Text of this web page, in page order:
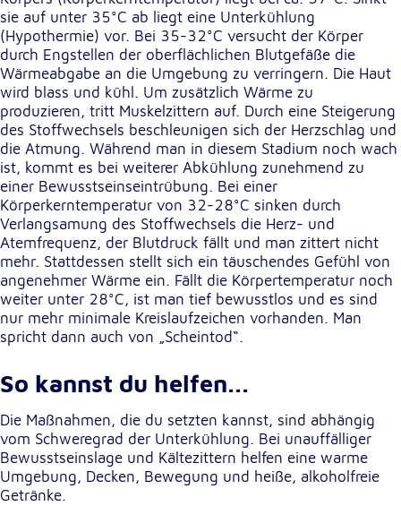
sie auf unter 35°C ab liegt eine Unterkühlung
(Hypothermie) vor. Bei 35-32°C versucht der Körper
durch Engstellen der oberflächlichen Blutgefäße die
Wärmeabgabe an die Umgebung zu verringern. Die Haut
wird blass und kühl. Um zusätzlich Wärme zu
produzieren, tritt Muskelzittern auf. Durch eine Steigerung
des Stoffwechsels beschleunigen sich der Herzschlag und
die Atmung. Während man in diesem Stadium noch wach
ist, kommt es bei weiterer Abkühlung zunehmend zu
einer Bewusstseinseintrübung. Bei einer
Körperkerntemperatur von 32-28°C sinken durch
Verlangsamung des Stoffwechsels die Herz- und
Atemfrequenz, der Blutdruck fällt und man zittert nicht
mehr. Stattdessen stellt sich ein täuschendes Gefühl von
angenehmer Wärme ein. Fällt die Körpertemperatur noch
weiter unter 28°C, ist man tief bewusstlos und es sind
nur mehr minimale Kreislaufzeichen vorhanden. Man
spricht dann auch von „Scheintod“.
So kannst du helfen...
Die Maßnahmen, die du setzten kannst, sind abhängig
vom Schweregrad der Unterkühlung. Bei unauffälliger
Bewusstseinslage und Kältezittern helfen eine warme
Umgebung, Decken, Bewegung und heiße, alkoholfreie
Getränke.
Google LLC
Zweck:
Einbinden von interaktiven Google Karten
Cookie Laufzeit:
6 Monate